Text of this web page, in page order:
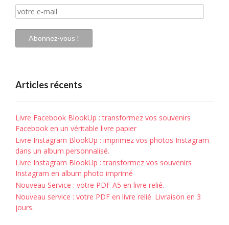
votre
e-
mail
Abonnez-vous !
Articles récents
Livre Facebook BlookUp : transformez vos souvenirs
Facebook en un véritable livre papier
Livre Instagram BlookUp : imprimez vos photos Instagram
dans un album personnalisé.
Livre Instagram BlookUp : transformez vos souvenirs
Instagram en album photo imprimé
Nouveau Service : votre PDF A5 en livre relié.
Nouveau service : votre PDF en livre relié. Livraison en 3
jours.